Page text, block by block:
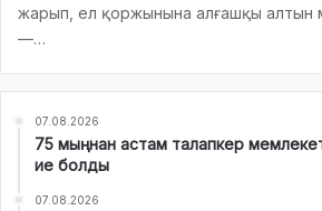
жарып, ел қоржынына алғашқы алтын
—…
07.08.2026
75 мыңнан астам талапкер
ие болды
07.08.2026